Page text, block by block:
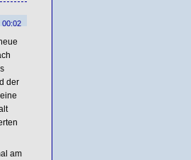
00:02
der
am